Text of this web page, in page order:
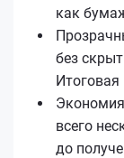
как
без
Итоговая
всего
до